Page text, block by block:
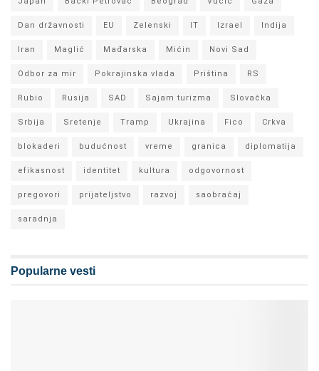
Dan državnosti EU Zelenski IT Izrael Indija
Iran Maglić Mađarska Mićin Novi Sad
Odbor za mir Pokrajinska vlada Priština RS
Rubio Rusija SAD Sajam turizma Slovačka
Srbija Sretenje Tramp Ukrajina Fico Crkva
blokaderi budućnost vreme granica diplomatija
efikasnost identitet kultura odgovornost
pregovori prijateljstvo razvoj saobraćaj
saradnja
Popularne vesti